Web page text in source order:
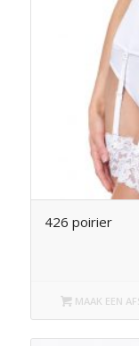
426 poirier
MAAK EEN